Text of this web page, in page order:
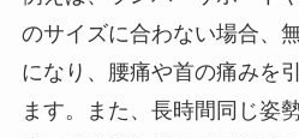
のサイズに合わない場合、
になり、腰痛や首の痛みを
ます。また、長時間同じ姿